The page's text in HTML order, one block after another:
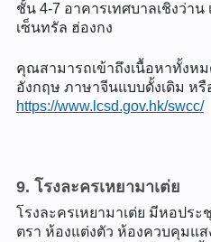
ชั้น 4-7 อาคารเทศบาลเชิงว่า
เซ็นทรัล ฮ่องกง
คุณสามารถเข้าถึงเนื้อหาทั้งห
อังกฤษ ภาษาจีนแบบดั้งเดิม ห
https://www.lcsd.gov.hk/swcc/
9. โรงละครเหยามาเต่ย
โรงละครเหยามาเต่ย มีหอปร
ตรา ห้องแต่งตัว ห้องควบคุมแ